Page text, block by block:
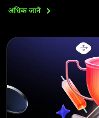
अधिक जानें